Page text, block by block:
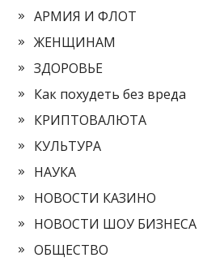
АРМИЯ И ФЛОТ
ЖЕНЩИНАМ
ЗДОРОВЬЕ
Как похудеть без вреда
КРИПТОВАЛЮТА
КУЛЬТУРА
НАУКА
НОВОСТИ КАЗИНО
НОВОСТИ ШОУ БИЗНЕСА
ОБЩЕСТВО